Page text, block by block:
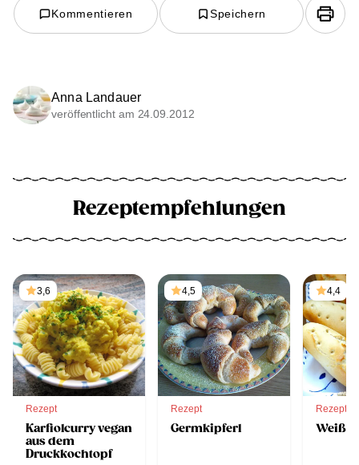
Kommentieren Speichern
Anna Landauer
veröffentlicht am 24.09.2012
Rezeptempfehlungen
3,6
Rezept
Karfiolcurry vegan
aus dem
Druckkochtopf
4,5
Rezept
Germkipferl
4,4
Rezept